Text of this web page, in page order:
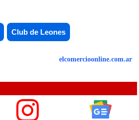
Club de Leones
elcomercioonline.com.ar